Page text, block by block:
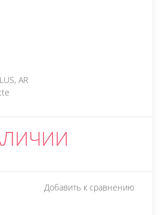
AR
Добавить к сравнению